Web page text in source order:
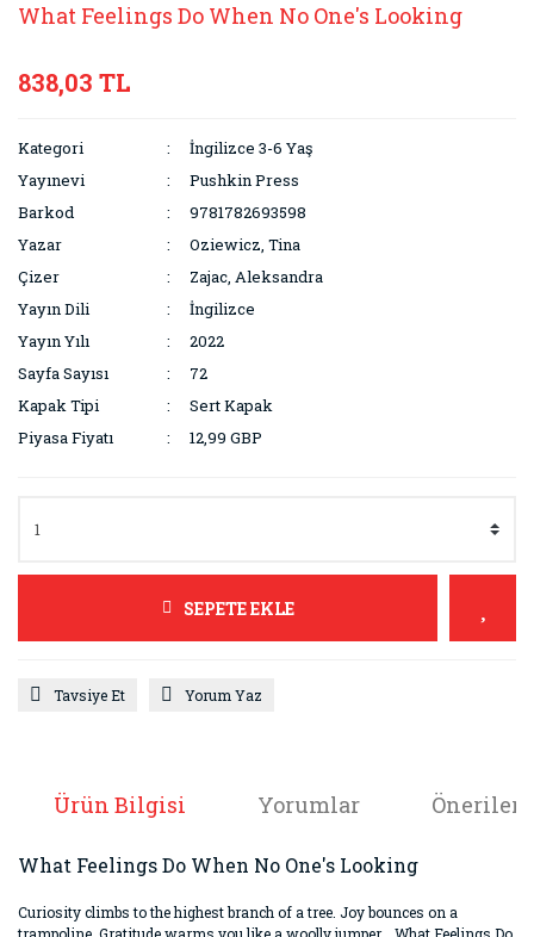
What Feelings Do When No One's Looking
838,03 TL
Kategori
İngilizce 3-6 Yaş
Yayınevi
Pushkin Press
Barkod
9781782693598
Yazar
Oziewicz, Tina
Çizer
Zajac, Aleksandra
Yayın Dili
İngilizce
Yayın Yılı
2022
Sayfa Sayısı
72
Kapak Tipi
Sert Kapak
Piyasa Fiyatı
12,99 GBP
SEPETE EKLE
Tavsiye Et Yorum Yaz
Ürün Bilgisi Yorumlar
What Feelings Do When No One's Looking
Curiosity climbs to the highest branch of a tree. Joy bounces on a